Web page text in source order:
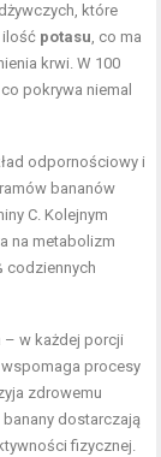
które
ilość potasu, co ma
krwi. W 100
co pokrywa niemal
odpornościowy i
bananów
C. Kolejnym
na metabolizm
codziennych
– w każdej porcji
wspomaga procesy
zdrowemu
dostarczają
fizycznej.